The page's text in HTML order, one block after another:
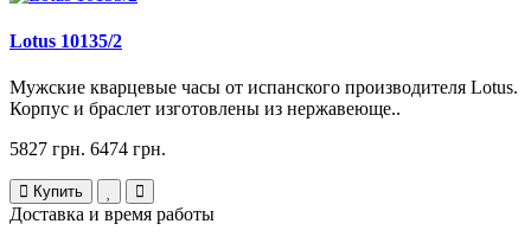
Lotus 10135/2
Мужские кварцевые часы от испанского производителя Lotus.
Корпус и браслет изготовлены из нержавеюще..
5827 грн. 6474 грн.
Купить
Доставка и время работы